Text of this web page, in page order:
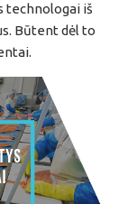
technologai iš
Būtent dėl to